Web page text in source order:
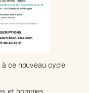
ce nouveau cycle
et hommes,